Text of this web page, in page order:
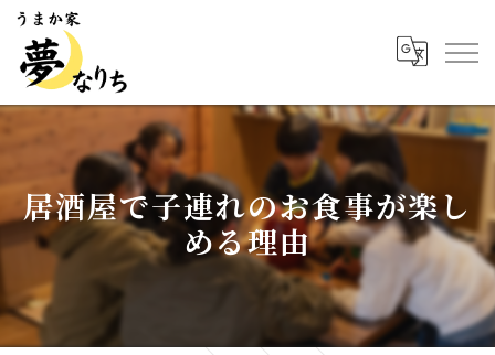
居酒屋で子連れのお食事が楽し
める理由